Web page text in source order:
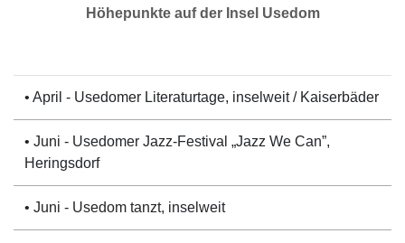
Höhepunkte auf der Insel Usedom
• April - Usedomer Literaturtage, inselweit / Kaiserbäder
• Juni - Usedomer Jazz-Festival „Jazz We Can”,
Heringsdorf
• Juni - Usedom tanzt, inselweit